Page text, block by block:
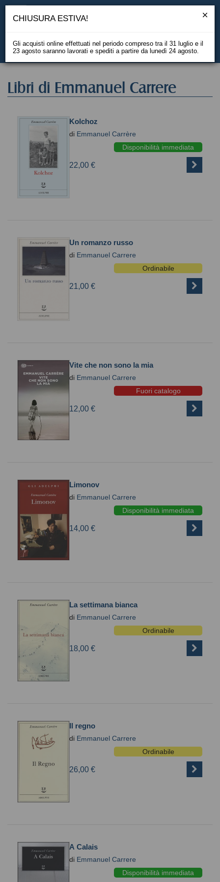
EN
Libri di Emmanuel Carrere
Kolchoz
di Emmanuel Carrère
Disponibilità immediata
22,00 €
Un romanzo russo
di Emmanuel Carrere
Ordinabile
21,00 €
Vite che non sono la mia
di Emmanuel Carrere
Fuori catalogo
12,00 €
Limonov
di Emmanuel Carrere
Disponibilità immediata
14,00 €
La settimana bianca
di Emmanuel Carrere
Ordinabile
18,00 €
Il regno
di Emmanuel Carrere
Ordinabile
26,00 €
A Calais
di Emmanuel Carrere
Disponibilità immediata
CHIUSURA ESTIVA!
Gli acquisti online effettuati nel periodo compreso tra il 31 luglio e il
23 agosto saranno lavorati e spediti a partire da lunedì 24 agosto.